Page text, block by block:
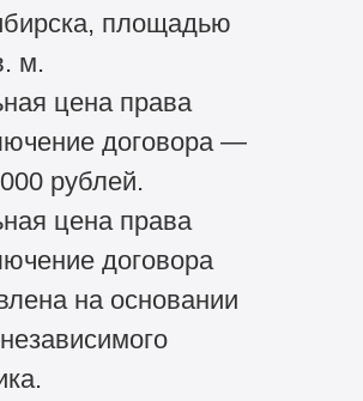
площадью
м.
цена права
договора —
рублей.
цена права
договора
на основании